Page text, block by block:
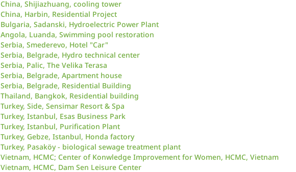
China, Shijiazhuang, cooling tower
China, Harbin, Residential Project
Bulgaria, Sadanski, Hydroelectric Power Plant
Angola, Luanda, Swimming pool restoration
Serbia, Smederevo, Hotel "Car"
Serbia, Belgrade, Hydro technical center
Serbia, Palic, The Velika Terasa
Serbia, Belgrade, Apartment house
Serbia, Belgrade, Residential Building
Thailand, Bangkok, Residential building
Turkey, Side, Sensimar Resort & Spa
Turkey, Istanbul, Esas Business Park
Turkey, Istanbul, Purification Plant
Turkey, Gebze, Istanbul, Honda factory
Turkey, Pasaköy - biological sewage treatment plant
Vietnam, HCMC; Center of Konwledge Improvement for Women, HCMC, Vietnam
Vietnam, HCMC, Dam Sen Leisure Center